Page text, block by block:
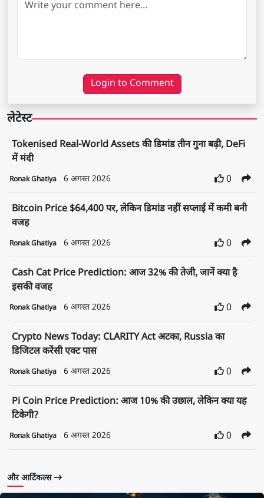
Login to Comment
लेटेस्ट
Tokenised Real-World Assets की डिमांड तीन गुना बढ़ी, DeFi
में मंदी
Ronak Ghatiya 6 अगस्त 2026 0
Bitcoin Price $64,400 पर, लेकिन डिमांड नहीं सप्लाई में कमी बनी
वजह
Ronak Ghatiya 6 अगस्त 2026 0
Cash Cat Price Prediction: आज 32% की तेजी, जानें क्या है
इसकी वजह
Ronak Ghatiya 6 अगस्त 2026 0
Crypto News Today: CLARITY Act अटका, Russia का
डिजिटल करेंसी एक्ट पास
Ronak Ghatiya 6 अगस्त 2026 0
Pi Coin Price Prediction: आज 10% की उछाल, लेकिन क्या यह
टिकेगी?
Ronak Ghatiya 6 अगस्त 2026 0
और आर्टिकल्स